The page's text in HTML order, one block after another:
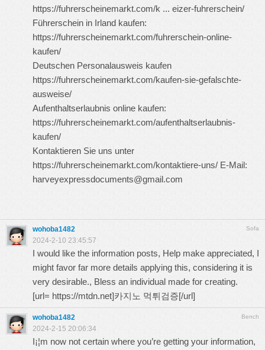
https://fuhrerscheinemarkt.com/k ... eizer-fuhrerschein/
Führerschein in Irland kaufen:
https://fuhrerscheinemarkt.com/fuhrerschein-online-
kaufen/
Deutschen Personalausweis kaufen
https://fuhrerscheinemarkt.com/kaufen-sie-gefalschte-
ausweise/
Aufenthaltserlaubnis online kaufen:
https://fuhrerscheinemarkt.com/aufenthaltserlaubnis-
kaufen/
Kontaktieren Sie uns unter
https://fuhrerscheinemarkt.com/kontaktiere-uns/ E-Mail:
harveyexpressdocuments@gmail.com
Sofa
wohoba1482
2024-2-10 23:45:57
I would like the information posts, Help make appreciated, I
might favor far more details applying this, considering it is
very desirable., Bless an individual made for creating.
[url= https://mtdn.net]카지노 먹튀검증[/url]
Bench
wohoba1482
2024-2-15 20:06:34
I¡¦m now not certain where you’re getting your information,